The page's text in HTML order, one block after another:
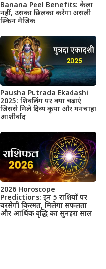
Banana Peel Benefits: केला
नहीं, उसका छिलका करेगा असली
स्किन मैजिक
Pausha Putrada Ekadashi
2025: शिवलिंग पर क्या चढ़ाएं
जिससे मिले दिव्य कृपा और मनचाहा
आशीर्वाद
2026 Horoscope
Predictions: इन 5 राशियों पर
बरसेगी किस्मत, मिलेगा सफलता
और आर्थिक वृद्धि का सुनहरा साल